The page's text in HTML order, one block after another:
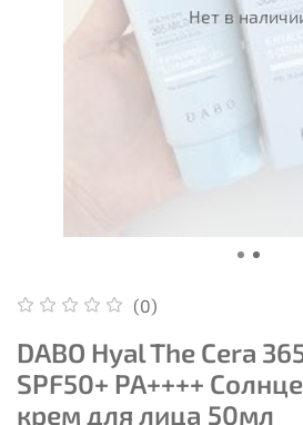
Нет в
(0)
DABO Hyal The Cera
SPF50+ PA++++
крем для лица 50мл